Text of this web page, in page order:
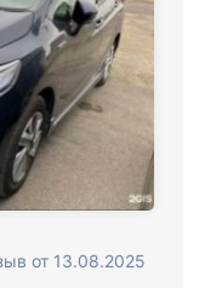
от 13.08.2025